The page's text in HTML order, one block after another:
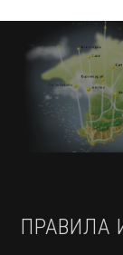
ПРАВИЛА